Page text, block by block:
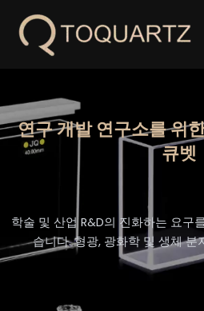
너
뛰
기
연구 개발 연구소를 위
큐벳
학술 및 산업 R&D의 진화하는 요구
습니다. 형광, 광화학 및 생체 분